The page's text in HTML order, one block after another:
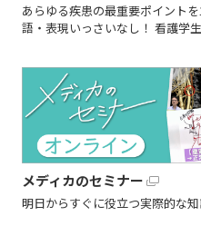
あらゆる疾患の最重要ポイント
語・表現いっさいなし！ 看護学
メディカのセミナー
明日からすぐに役立つ実際的な